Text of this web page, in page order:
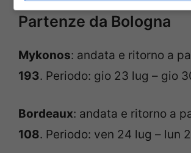
Partenze da Bologna
Mykonos: andata e ritorno a
193. Periodo: gio 23 lug – gio
Bordeaux: andata e ritorno a
108. Periodo: ven 24 lug – lun